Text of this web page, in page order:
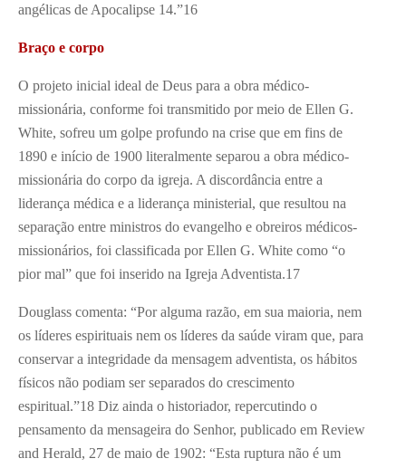
angélicas de Apocalipse 14.”16
Braço e corpo
O projeto inicial ideal de Deus para a obra médico-
missionária, conforme foi transmitido por meio de Ellen G.
White, sofreu um golpe profundo na crise que em fins de
1890 e início de 1900 literalmente separou a obra médico-
missionária do corpo da igreja. A discordância entre a
liderança médica e a liderança ministerial, que resultou na
separação entre ministros do evangelho e obreiros médicos-
missionários, foi classificada por Ellen G. White como “o
pior mal” que foi inserido na Igreja Adventista.17
Douglass comenta: “Por alguma razão, em sua maioria, nem
os líderes espirituais nem os líderes da saúde viram que, para
conservar a integridade da mensagem adventista, os hábitos
físicos não podiam ser separados do crescimento
espiritual.”18 Diz ainda o historiador, repercutindo o
pensamento da mensageira do Senhor, publicado em Review
and Herald, 27 de maio de 1902: “Esta ruptura não é um